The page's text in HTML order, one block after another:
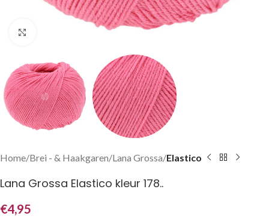
Klik om te vergroten
Home Brei - & Haakgaren Lana Grossa Elastico
Lana Grossa Elastico kleur 178..
€4,95